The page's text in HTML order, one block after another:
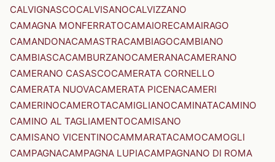
CALVIGNASCOCALVISANOCALVIZZANO
CAMAGNA MONFERRATOCAMAIORECAMAIRAGO
CAMANDONACAMASTRACAMBIAGOCAMBIANO
CAMBIASCACAMBURZANOCAMERANACAMERANO
CAMERANO CASASCOCAMERATA CORNELLO
CAMERATA NUOVACAMERATA PICENACAMERI
CAMERINOCAMEROTACAMIGLIANOCAMINATACAMINO
CAMINO AL TAGLIAMENTOCAMISANO
CAMISANO VICENTINOCAMMARATACAMOCAMOGLI
CAMPAGNACAMPAGNA LUPIACAMPAGNANO DI ROMA